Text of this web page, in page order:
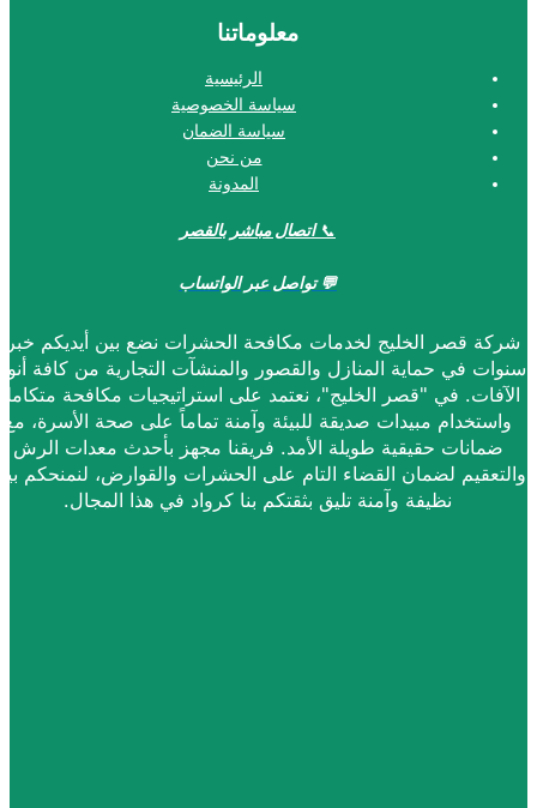
معلوماتنا
الرئيسية
سياسة الخصوصية
سياسة الضمان
من نحن
المدونة
📞اتصال مباشر بالقصر
💬تواصل عبر الواتساب
شركة قصر الخليج لخدمات مكافحة الحشرات نضع بين أيديكم خبرة
سنوات في حماية المنازل والقصور والمنشآت التجارية من كافة أنواع
الآفات. في "قصر الخليج"، نعتمد على استراتيجيات مكافحة متكاملة
واستخدام مبيدات صديقة للبيئة وآمنة تماماً على صحة الأسرة، مع
ضمانات حقيقية طويلة الأمد. فريقنا مجهز بأحدث معدات الرش
والتعقيم لضمان القضاء التام على الحشرات والقوارض، لنمنحكم بيئة
نظيفة وآمنة تليق بثقتكم بنا كرواد في هذا المجال.